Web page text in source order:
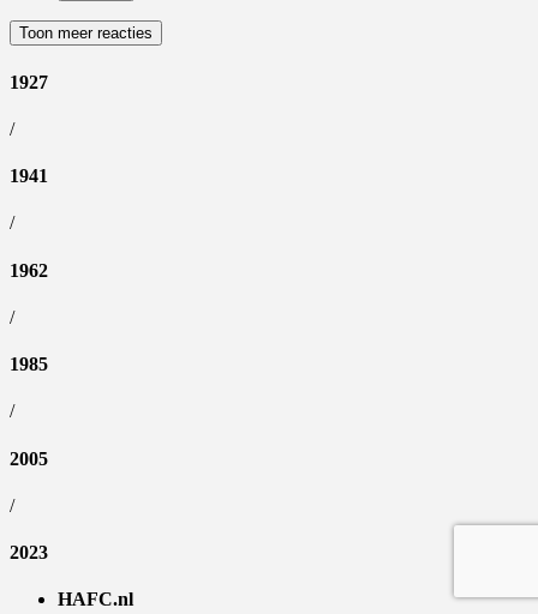
Toon meer reacties
1927
/
1941
/
1962
/
1985
/
2005
/
2023
HAFC.nl